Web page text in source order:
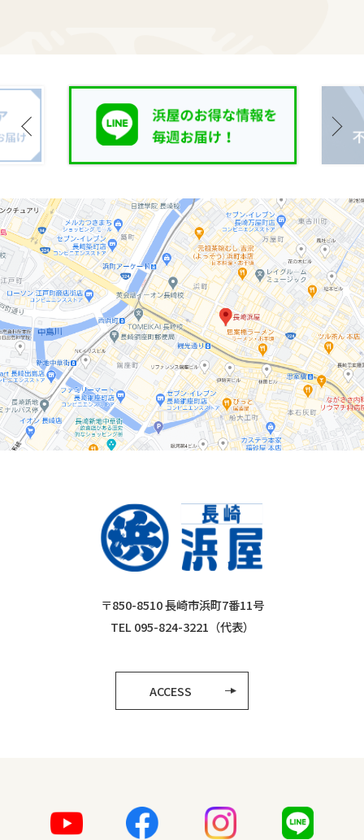
〒850-8510 長崎市浜町7番11号
TEL 095-824-3221（代表）
ACCESS